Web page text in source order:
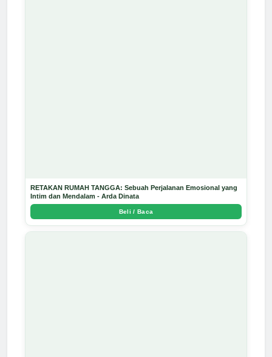
RETAKAN RUMAH TANGGA: Sebuah Perjalanan Emosional yang
Intim dan Mendalam - Arda Dinata
Beli / Baca